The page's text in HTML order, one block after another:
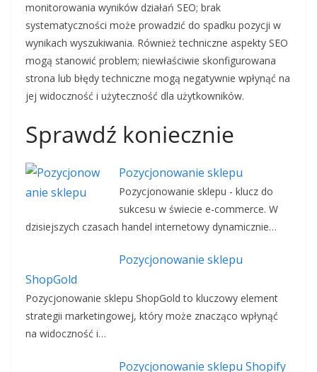
monitorowania wyników działań SEO; brak
systematyczności może prowadzić do spadku pozycji w
wynikach wyszukiwania. Również techniczne aspekty SEO
mogą stanowić problem; niewłaściwie skonfigurowana
strona lub błędy techniczne mogą negatywnie wpłynąć na
jej widoczność i użyteczność dla użytkowników.
Sprawdź koniecznie
Pozycjonowanie sklepu
Pozycjonowanie sklepu - klucz do
sukcesu w świecie e-commerce. W
dzisiejszych czasach handel internetowy dynamicznie…
Pozycjonowanie sklepu
ShopGold
Pozycjonowanie sklepu ShopGold to kluczowy element
strategii marketingowej, który może znacząco wpłynąć
na widoczność i…
Pozycjonowanie sklepu Shopify